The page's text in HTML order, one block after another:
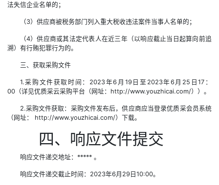
法失信企业名单的；
（3）供应商被税务部门列入重大税收违法案件当事人名单的；
（4）供应商或其法定代表人在近三年（以响应截止当日起算向前追
溯）有行贿犯罪行为的。
三、获取采购文件
1.采购文件获取时间：2023年6月19日至2023年6月25日17：
00（详见优质采云采购平台（网址：http://www.youzhicai.com/））。
2.采购文件获取：采购文件发布后，供应商应当登录优质采会员系统
（网址： http://www.youzhicai.com/）下载。
四、响应文件提交
响应文件递交地址：***** 。
响应文件递交截止时间：2023年6月29日10:00。